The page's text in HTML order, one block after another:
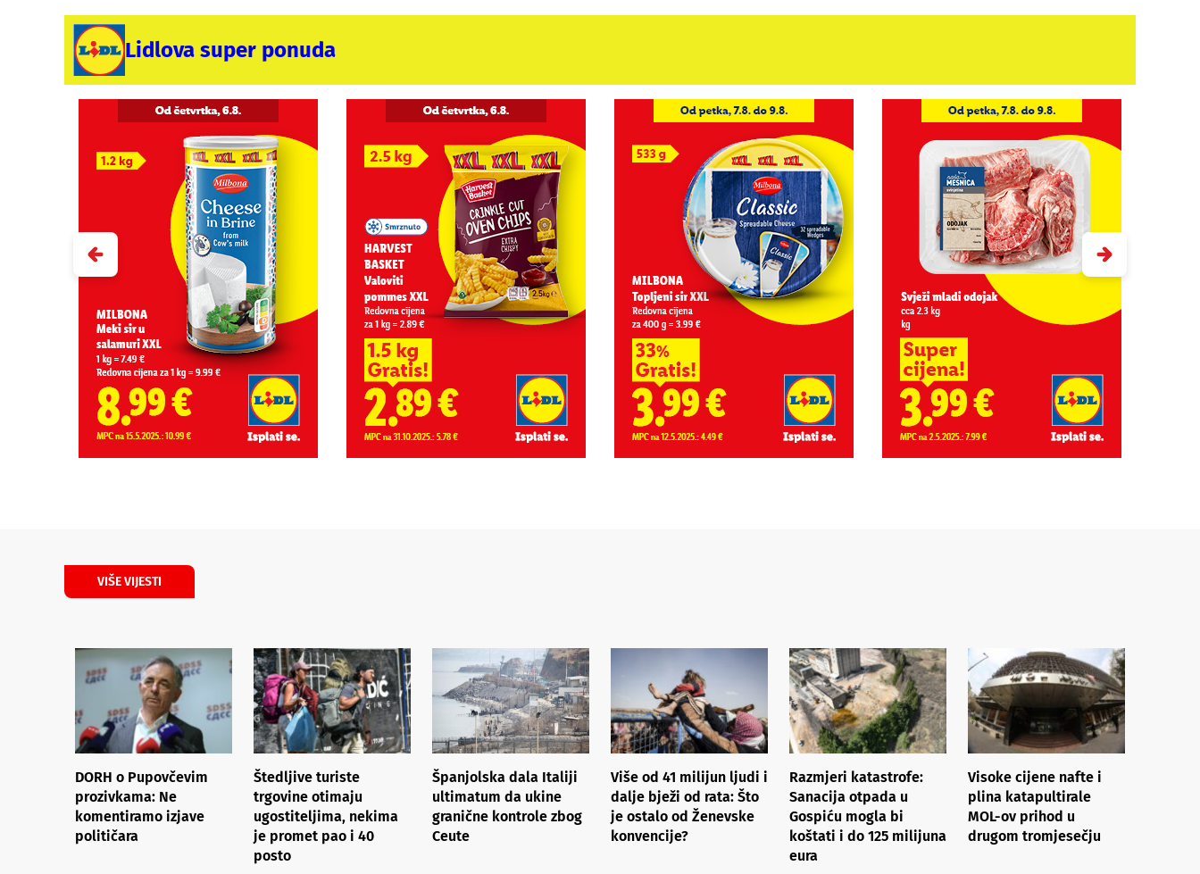
Lidlova super ponuda
VIŠE VIJESTI
DORH o Pupovčevim
prozivkama: Ne
komentiramo izjave
političara
Štedljive turiste
trgovine otimaju
ugostiteljima, nekima
je promet pao i 40
posto
Španjolska dala Italiji
ultimatum da ukine
granične kontrole zbog
Ceute
Više od 41 milijun ljudi i
dalje bježi od rata: Što
je ostalo od Ženevske
konvencije?
Razmjeri katastrofe:
Sanacija otpada u
Gospiću mogla bi
koštati i do 125 milijuna
eura
Visoke cijene nafte i
plina katapultirale
MOL-ov prihod u
drugom tromjesečju